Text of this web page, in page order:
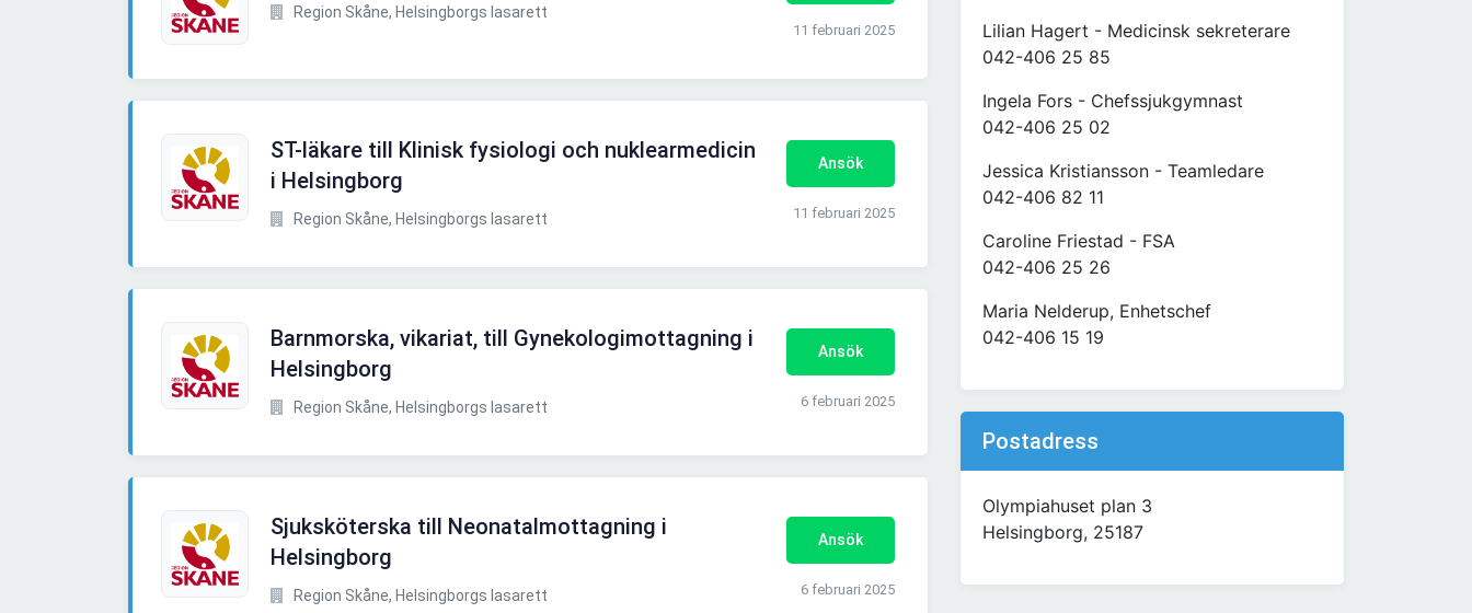
Region Skåne, Helsingborgs lasarett
11 februari 2025
ST-läkare till Klinisk fysiologi och nuklearmedicin
i Helsingborg
Region Skåne, Helsingborgs lasarett
Ansök
11 februari 2025
Barnmorska, vikariat, till Gynekologimottagning i
Helsingborg
Region Skåne, Helsingborgs lasarett
Ansök
6 februari 2025
Sjuksköterska till Neonatalmottagning i
Helsingborg
Region Skåne, Helsingborgs lasarett
Ansök
6 februari 2025
Lilian Hagert - Medicinsk sekreterare
042-406 25 85
Ingela Fors - Chefssjukgymnast
042-406 25 02
Jessica Kristiansson - Teamledare
042-406 82 11
Caroline Friestad - FSA
042-406 25 26
Maria Nelderup, Enhetschef
042-406 15 19
Postadress
Olympiahuset plan 3
Helsingborg, 25187